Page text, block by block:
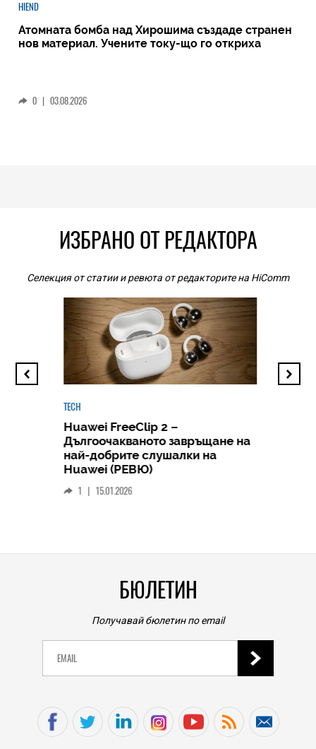
HIEND
Атомната бомба над Хирошима създаде странен
нов материал. Учените току-що го откриха
0 | 03.08.2026
ИЗБРАНО ОТ РЕДАКТОРА
Селекция от статии и ревюта от редакторите на HiComm
TECH
Huawei FreeClip 2 –
Дългоочакваното завръщане на
най-добрите слушалки на
Huawei (РЕВЮ)
1 15.01.2026
БЮЛЕТИН
Получавай бюлетин по email